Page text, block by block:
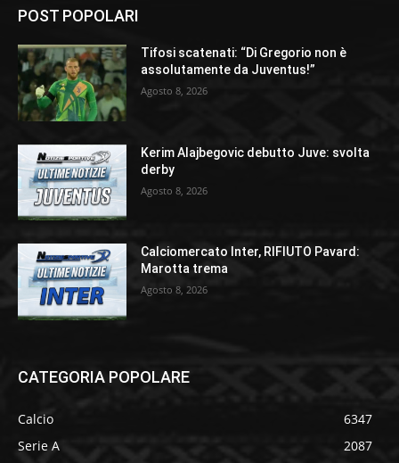
POST POPOLARI
Tifosi scatenati: “Di Gregorio non è
assolutamente da Juventus!”
Agosto 8, 2026
Kerim Alajbegovic debutto Juve: svolta
derby
Agosto 8, 2026
Calciomercato Inter, RIFIUTO Pavard:
Marotta trema
Agosto 8, 2026
CATEGORIA POPOLARE
Calcio
6347
Serie A
2087